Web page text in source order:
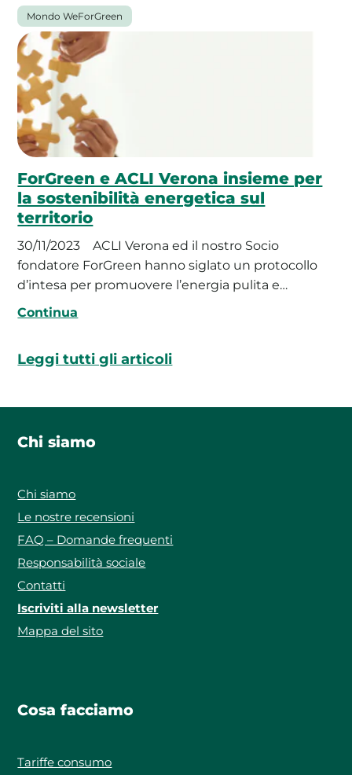
Mondo WeForGreen
ForGreen e ACLI Verona insieme per
la sostenibilità energetica sul
territorio
30/11/2023
ACLI Verona ed il nostro Socio
fondatore ForGreen hanno siglato un protocollo
d’intesa per promuovere l’energia pulita e…
Continua
Leggi tutti gli articoli
Chi siamo
Chi siamo
Le nostre recensioni
FAQ – Domande frequenti
Responsabilità sociale
Contatti
Iscriviti alla newsletter
Mappa del sito
Cosa facciamo
Tariffe consumo